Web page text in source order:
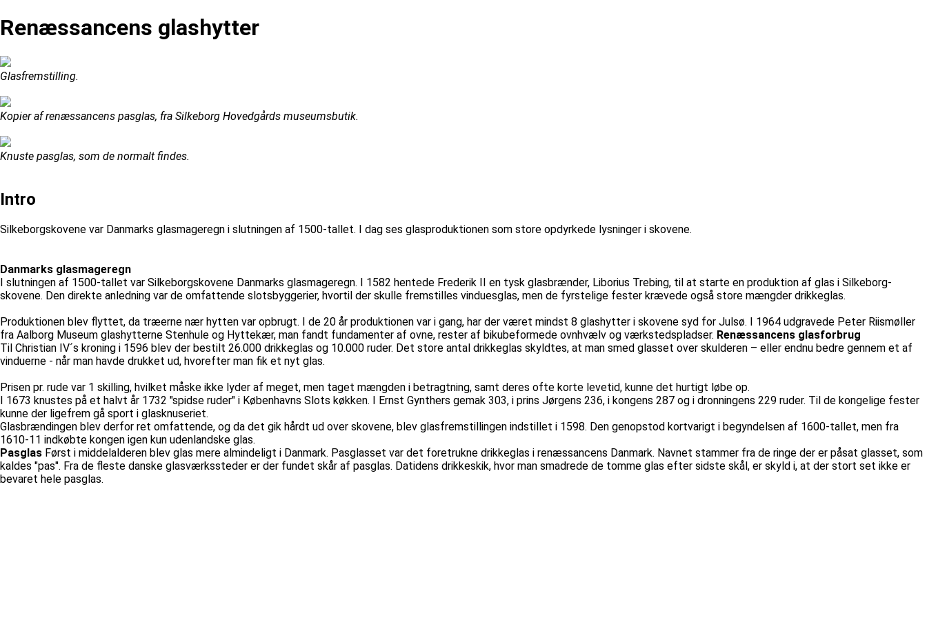
Renæssancens glashytter
Glasfremstilling.
Kopier af renæssancens pasglas, fra Silkeborg Hovedgårds museumsbutik.
Knuste pasglas, som de normalt findes.
Intro
Silkeborgskovene var Danmarks glasmageregn i slutningen af 1500-tallet. I dag ses glasproduktionen som store opdyrkede lysninger i skovene.
Danmarks glasmageregn
I slutningen af 1500-tallet var Silkeborgskovene Danmarks glasmageregn. I 1582 hentede Frederik II en tysk glasbrænder, Liborius Trebing, til at starte en produktion af glas i Silkeborg-
skovene. Den direkte anledning var de omfattende slotsbyggerier, hvortil der skulle fremstilles vinduesglas, men de fyrstelige fester krævede også store mængder drikkeglas.
Produktionen blev flyttet, da træerne nær hytten var opbrugt. I de 20 år produktionen var i gang, har der været mindst 8 glashytter i skovene syd for Julsø. I 1964 udgravede Peter Riismøller
fra Aalborg Museum glashytterne Stenhule og Hyttekær, man fandt fundamenter af ovne, rester af bikubeformede ovnhvælv og værkstedspladser. Renæssancens glasforbrug
Til Christian IV´s kroning i 1596 blev der bestilt 26.000 drikkeglas og 10.000 ruder. Det store antal drikkeglas skyldtes, at man smed glasset over skulderen – eller endnu bedre gennem et af
vinduerne - når man havde drukket ud, hvorefter man fik et nyt glas.
Prisen pr. rude var 1 skilling, hvilket måske ikke lyder af meget, men taget mængden i betragtning, samt deres ofte korte levetid, kunne det hurtigt løbe op.
I 1673 knustes på et halvt år 1732 "spidse ruder" i Københavns Slots køkken. I Ernst Gynthers gemak 303, i prins Jørgens 236, i kongens 287 og i dronningens 229 ruder. Til de kongelige fester
kunne der ligefrem gå sport i glasknuseriet.
Glasbrændingen blev derfor ret omfattende, og da det gik hårdt ud over skovene, blev glasfremstillingen indstillet i 1598. Den genopstod kortvarigt i begyndelsen af 1600-tallet, men fra
1610-11 indkøbte kongen igen kun udenlandske glas.
Pasglas Først i middelalderen blev glas mere almindeligt i Danmark. Pasglasset var det foretrukne drikkeglas i renæssancens Danmark. Navnet stammer fra de ringe der er påsat glasset, som
kaldes "pas". Fra de fleste danske glasværkssteder er der fundet skår af pasglas. Datidens drikkeskik, hvor man smadrede de tomme glas efter sidste skål, er skyld i, at der stort set ikke er
bevaret hele pasglas.